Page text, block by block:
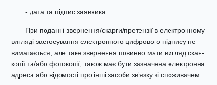
- дата та підпис заявника.
При поданні звернення/скарги/претензії в електронному
вигляді застосування електронного цифрового підпису не
вимагається, але таке звернення повинно мати вигляд скан-
копії та/або фотокопії, також має бути зазначена електронна
адреса або відомості про інші засоби зв’язку зі споживачем.